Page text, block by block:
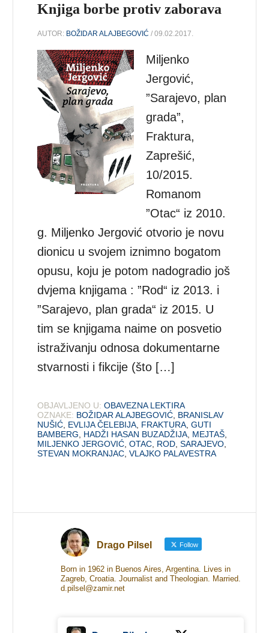
Knjiga borbe protiv zaborava
AUTOR: BOŽIDAR ALAJBEGOVIĆ / 09.02.2017.
Miljenko
Jergović,
”Sarajevo, plan
grada”,
Fraktura,
Zaprešić,
10/2015.
Romanom
”Otac“ iz 2010.
g. Miljenko Jergović otvorio je novu
dionicu u svojem iznimno bogatom
opusu, koju je potom nadogradio još
dvjema knjigama : ”Rod“ iz 2013. i
”Sarajevo, plan grada“ iz 2015. U
tim se knjigama naime on posvetio
istraživanju odnosa dokumentarne
stvarnosti i fikcije (što […]
OBJAVLJENO U: OBAVEZNA LEKTIRA
OZNAKE: BOŽIDAR ALAJBEGOVIĆ BRANISLAV
NUŠIĆ EVLIJA ČELEBIJA FRAKTURA ,GUTI
BAMBERG
HADŽI HASAN BUZADŽIJA MEJTAŠ
MILJENKO JERGOVIĆ ,OTAC ROD ,SARAJEVO
STEVAN MOKRANJAC ,VLAJKO PALAVESTRA
Drago Pilsel Follow
Born in 1962 in Buenos Aires, Argentina. Lives in
Zagreb, Croatia. Journalist and Theologian. Married.
d.pilsel@zamir.net